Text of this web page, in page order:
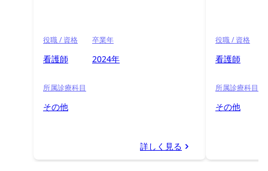
役職 / 資格
看護師
卒業年
2024年
所属診療科目
その他
詳しく見る
役職 / 資格
看護師
所属診療科目
その他